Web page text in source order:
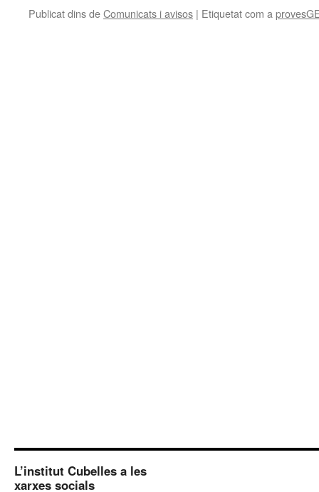
Publicat dins deComunicats i avisos | Etiquetat com a
L’institut Cubelles a les
xarxes socials